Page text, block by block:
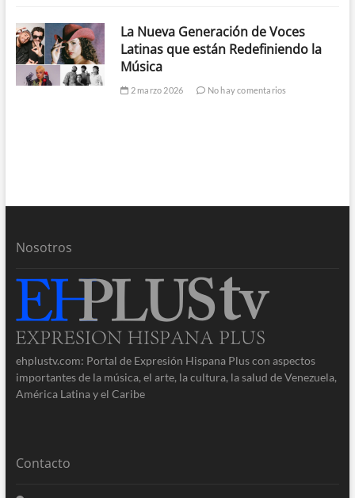
La Nueva Generación de Voces
Latinas que están Redefiniendo la
Música
2 marzo 2026 No hay comentarios
Nosotros
ehplustv.com: Portal de Expresión Hispana Plus con aspectos
importantes de la música, el arte, la cultura, la salud de Venezuela,
América Latina y el Caribe
Contacto